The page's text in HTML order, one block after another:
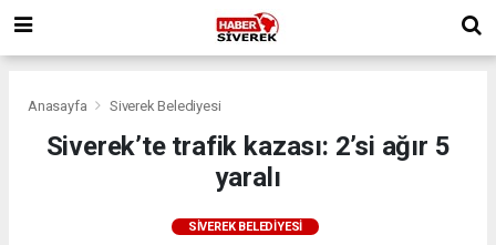
Anasayfa Siverek Belediyesi
Siverek’te trafik kazası: 2’si ağır 5
yaralı
SIVEREK BELEDIYESI